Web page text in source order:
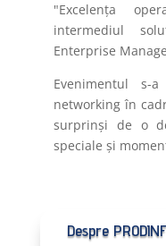
"Excelența
intermediul
Enterprise
Evenimentul
networking în
surprinși de o
speciale și
Despre